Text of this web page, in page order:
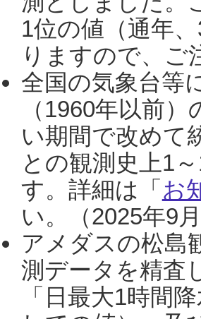
1位の値（通年
りますので、ご
全国の気象台等
（1960年以前
い期間で改めて
との観測史上1
す。詳細は「 お
い。（2025年9月
アメダスの松島
測データを精査
「日最大1時間